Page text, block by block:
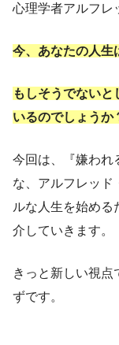
心理学者アルフレ
今、あなたの人生
もしそうでない
いるのでしょうか
今回は、『嫌われ
な、アルフレッド
ルな人生を始める
介していきます。
きっと新しい視点
ずです。